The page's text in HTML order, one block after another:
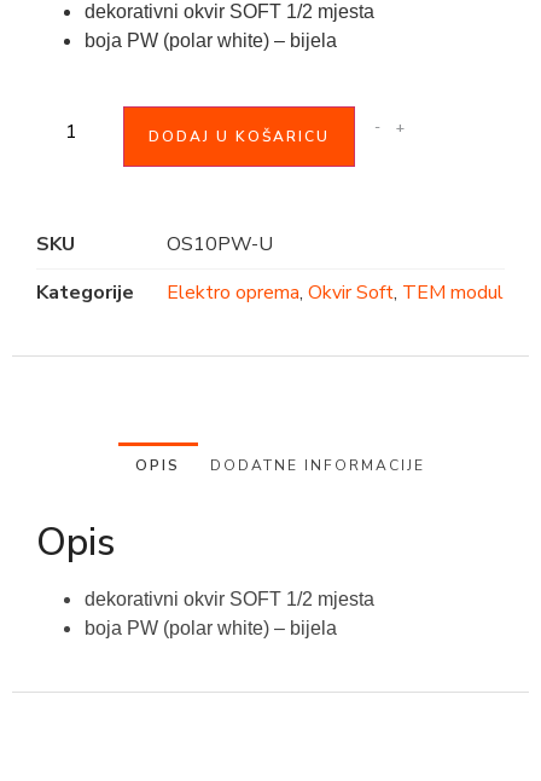
dekorativni okvir SOFT 1/2 mjesta
boja PW (polar white) – bijela
- +
DODAJ U KOŠARICU
SKU
OS10PW-U
Kategorije
Elektro oprema, Okvir Soft, TEM modul
OPIS DODATNE INFORMACIJE
Opis
dekorativni okvir SOFT 1/2 mjesta
boja PW (polar white) – bijela